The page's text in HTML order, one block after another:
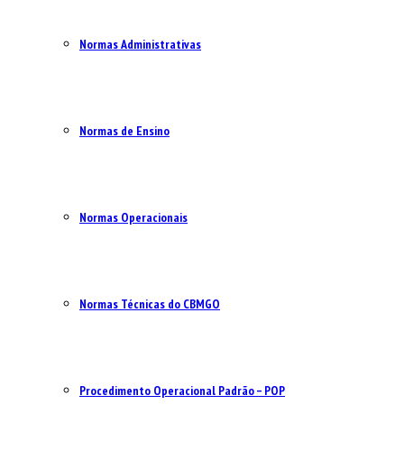
Normas Administrativas
Normas de Ensino
Normas Operacionais
Normas Técnicas do CBMGO
Procedimento Operacional Padrão – POP